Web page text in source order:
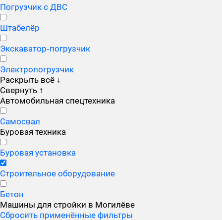
Погрузчик с ДВС
Штабелёр
Экскаватор‑погрузчик
Электропогрузчик
Раскрыть всё ↓
Свернуть ↑
Автомобильная спецтехника
Самосвал
Буровая техника
Буровая установка
Строительное оборудование
Бетон
Машины для стройки в Могилёве
Сбросить применённые фильтры